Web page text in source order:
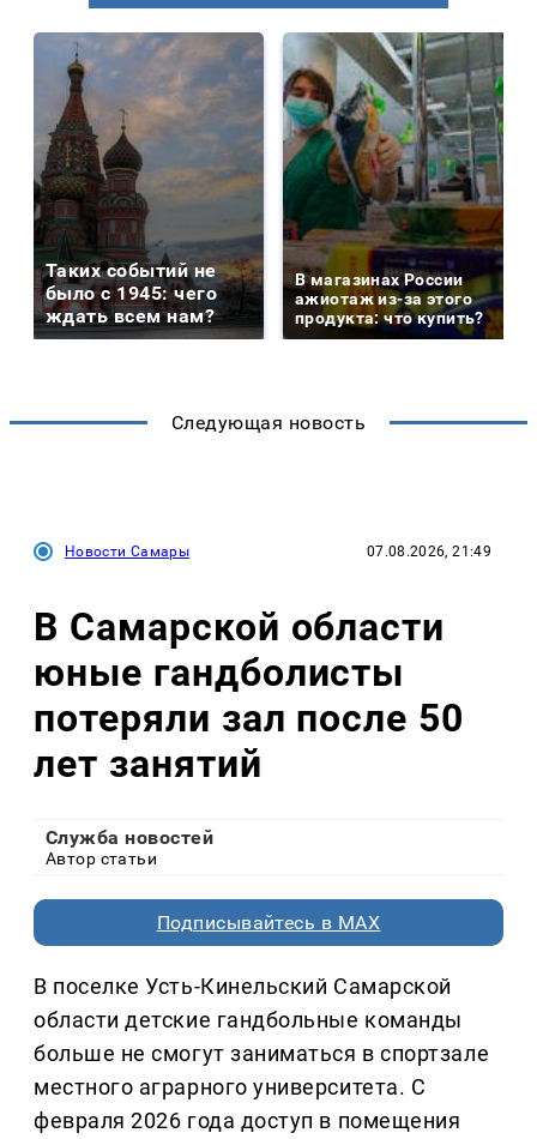
Таких событий не
было с 1945: чего
ждать всем нам?
В магазинах России
ажиотаж из-за этого
продукта: что купить?
Следующая новость
Новости Самары 07.08.2026, 21:49
В Самарской области
юные гандболисты
потеряли зал после 50
лет занятий
Служба новостей
Автор статьи
Подписывайтесь в MAX
В поселке Усть-Кинельский Самарской
области детские гандбольные команды
больше не смогут заниматься в спортзале
местного аграрного университета. С
февраля 2026 года доступ в помещения